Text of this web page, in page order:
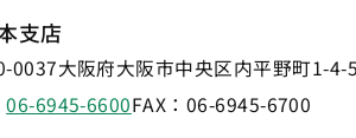
支店
0037大阪府大阪市中央区内平野町1-4-
06-6945-6600FAX： 06-6945-6700